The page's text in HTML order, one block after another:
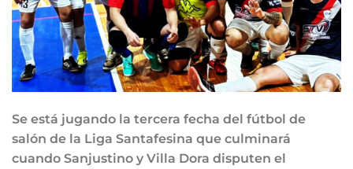
Se está jugando la tercera fecha del fútbol de
salón de la Liga Santafesina que culminará
cuando Sanjustino y Villa Dora disputen el